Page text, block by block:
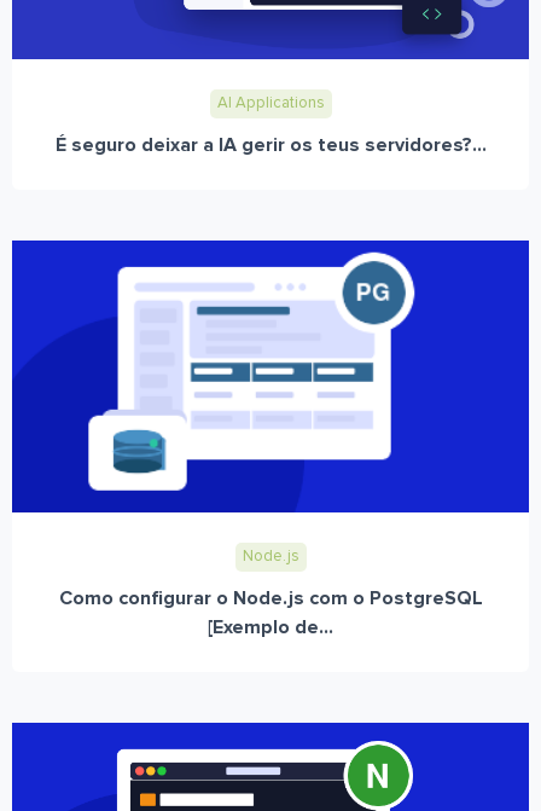
AI Applications
É seguro deixar a IA gerir os teus servidores?...
Node.js
Como configurar o Node.js com o PostgreSQL
[Exemplo de...